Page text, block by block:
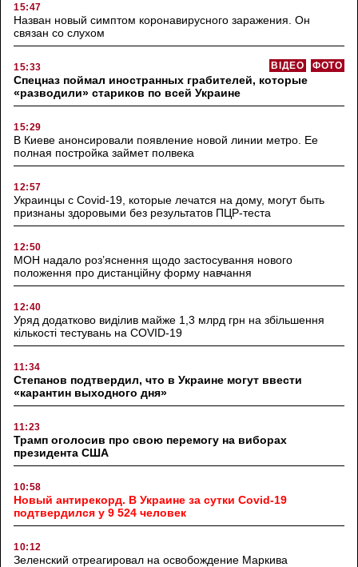
15:47
Назван новый симптом коронавирусного заражения. Он
связан со слухом
15:33 ФОТО
ВІДЕО
Спецназ поймал иностранных грабителей, которые
«разводили» стариков по всей Украине
15:29
В Киеве анонсировали появление новой линии метро. Ее
полная постройка займет полвека
12:57
Украинцы с Covid-19, которые лечатся на дому, могут быть
признаны здоровыми без результатов ПЦР-теста
12:50
МОН надало роз’яснення щодо застосування нового
положення про дистанційну форму навчання
12:40
Уряд додатково виділив майже 1,3 млрд грн на збільшення
кількості тестувань на COVID-19
11:34
Степанов подтвердил, что в Украине могут ввести
«карантин выходного дня»
11:23
Трамп оголосив про свою перемогу на виборах
президента США
10:58
Новый антирекорд. В Украине за сутки Covid-19
подтвердился у 9 524 человек
10:12
Зеленский отреагировал на освобождение Маркива